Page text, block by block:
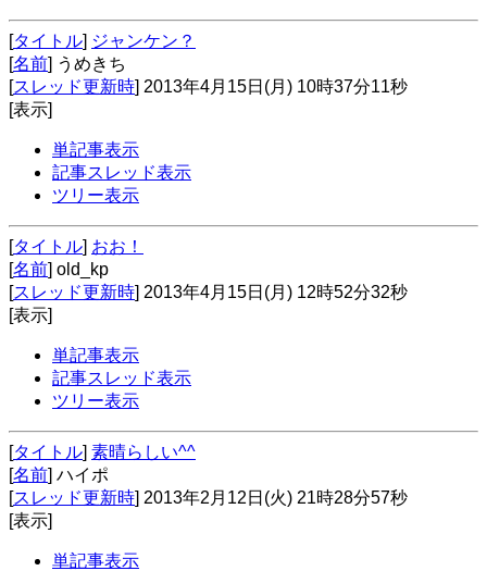
[タイトル] ジャンケン？
[名前] うめきち
[スレッド更新時] 2013年4月15日(月) 10時37分11秒
[表示]
単記事表示
記事スレッド表示
ツリー表示
[タイトル] おお！
[名前] old_kp
[スレッド更新時] 2013年4月15日(月) 12時52分32秒
[表示]
単記事表示
記事スレッド表示
ツリー表示
[タイトル] 素晴らしい^^
[名前] ハイポ
[スレッド更新時] 2013年2月12日(火) 21時28分57秒
[表示]
単記事表示